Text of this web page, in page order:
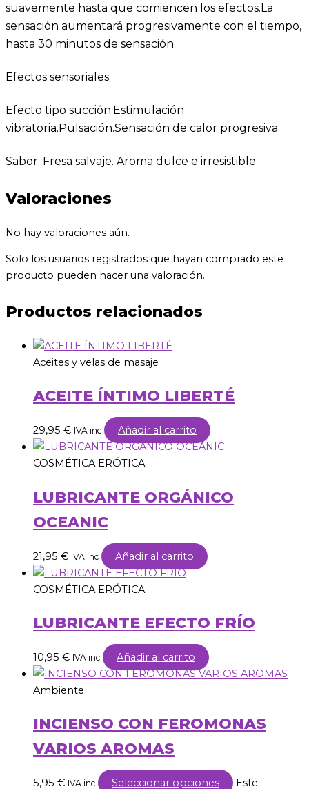
suavemente hasta que comiencen los efectos.La
sensación aumentará progresivamente con el tiempo,
hasta 30 minutos de sensación
Efectos sensoriales:
Efecto tipo succión.Estimulación
vibratoria.Pulsación.Sensación de calor progresiva.
Sabor: Fresa salvaje. Aroma dulce e irresistible
Valoraciones
No hay valoraciones aún.
Solo los usuarios registrados que hayan comprado este
producto pueden hacer una valoración.
Productos relacionados
Aceites y velas de masaje
ACEITE ÍNTIMO LIBERTÉ
29,95 € IVA inc Añadir al carrito
COSMÉTICA ERÓTICA
LUBRICANTE ORGÁNICO
OCEANIC
21,95 € IVA inc Añadir al carrito
COSMÉTICA ERÓTICA
LUBRICANTE EFECTO FRÍO
10,95 € IVA inc Añadir al carrito
Ambiente
INCIENSO CON FEROMONAS
VARIOS AROMAS
5,95 € IVA inc Seleccionar opciones Este